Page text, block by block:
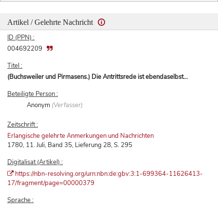
Artikel / Gelehrte Nachricht
ID (PPN) :
004692209
Titel :
(Buchsweiler und Pirmasens.) Die Antrittsrede ist ebendaselbst...
Beteiligte Person :
Anonym (Verfasser)
Zeitschrift :
Erlangische gelehrte Anmerkungen und Nachrichten
1780, 11. Juli, Band 35, Lieferung 28, S. 295
Digitalisat (Artikel) :
https://nbn-resolving.org/urn:nbn:de:gbv:3:1-699364-11626413-
17/fragment/page=00000379
Sprache :